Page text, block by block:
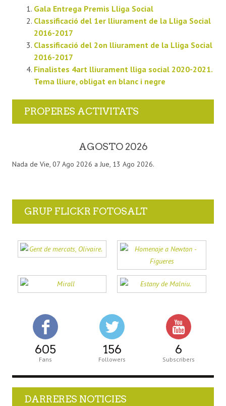
Gala Entrega Premis Lliga Social
Classificació del 1er lliurament de la Lliga Social
2016-2017
Classificació del 2on lliurament de la Lliga Social
2016-2017
Finalistes 4art lliurament lliga social 2020-2021.
Tema lliure, obligat en blanc i negre
PROPERES ACTIVITATS
AGOSTO 2026
Nada de Vie, 07 Ago 2026 a Jue, 13 Ago 2026.
GRUP FLICKR FOTOSALT
605
Fans
156
Followers
6
Subscribers
DARRERES NOTICIES